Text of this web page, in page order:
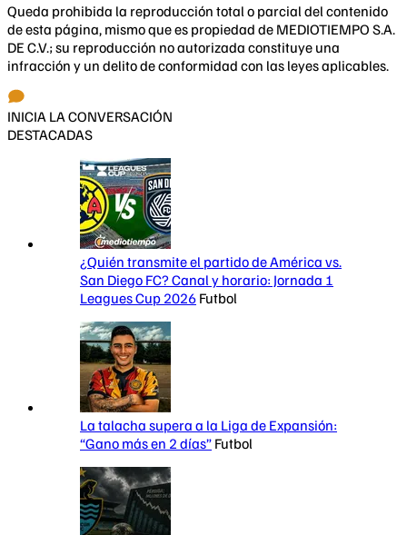
Queda prohibida la reproducción total o parcial del contenido
de esta página, mismo que es propiedad de MEDIOTIEMPO S.A.
DE C.V.; su reproducción no autorizada constituye una
infracción y un delito de conformidad con las leyes aplicables.
INICIA LA CONVERSACIÓN
DESTACADAS
¿Quién transmite el partido de América vs.
San Diego FC? Canal y horario: Jornada 1
Leagues Cup 2026 Futbol
La talacha supera a la Liga de Expansión:
“Gano más en 2 días” Futbol